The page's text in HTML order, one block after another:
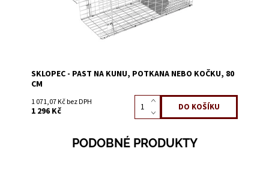
SKLOPEC - PAST NA KUNU, POTKANA NEBO KOČKU, 80
CM
1 071,07 Kč bez DPH
1 296 Kč
PODOBNÉ PRODUKTY